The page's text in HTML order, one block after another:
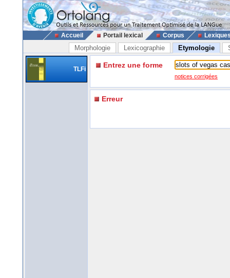
Accueil Portail lexical Corpus
Morphologie Lexicographie Etymologie
TLFi Entrez une forme
notices corrigées
Erreur